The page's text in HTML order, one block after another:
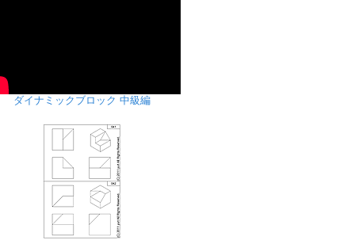
ダイナミックブロック 中級編